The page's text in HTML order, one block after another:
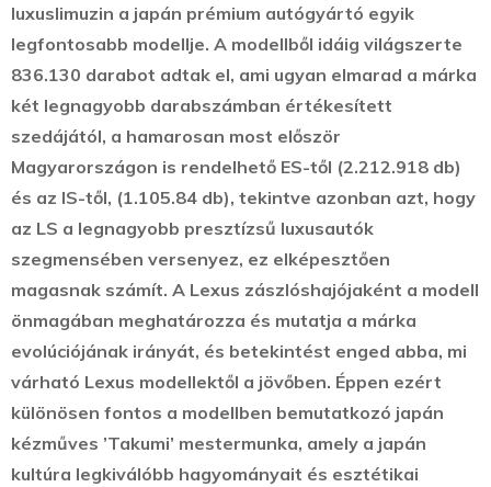
luxuslimuzin a japán prémium autógyártó egyik
legfontosabb modellje. A modellből idáig világszerte
836.130 darabot adtak el, ami ugyan elmarad a márka
két legnagyobb darabszámban értékesített
szedájától, a hamarosan most először
Magyarországon is rendelhető ES-től (2.212.918 db)
és az IS-től, (1.105.84 db), tekintve azonban azt, hogy
az LS a legnagyobb presztízsű luxusautók
szegmensében versenyez, ez elképesztően
magasnak számít. A Lexus zászlóshajójaként a modell
önmagában meghatározza és mutatja a márka
evolúciójának irányát, és betekintést enged abba, mi
várható Lexus modellektől a jövőben. Éppen ezért
különösen fontos a modellben bemutatkozó japán
kézműves ’Takumi’ mestermunka, amely a japán
kultúra legkiválóbb hagyományait és esztétikai